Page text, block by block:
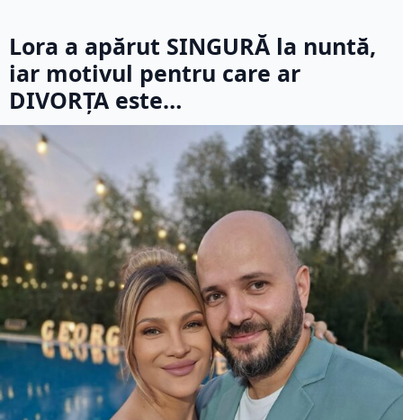
Lora a apărut SINGURĂ la nuntă,
iar motivul pentru care ar
DIVORȚA este…